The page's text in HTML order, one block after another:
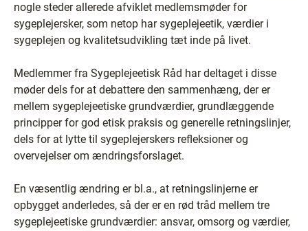
nogle steder allerede afviklet medlemsmøder for
sygeplejersker, som netop har sygeplejeetik, værdier i
sygeplejen og kvalitetsudvikling tæt inde på livet.
Medlemmer fra Sygeplejeetisk Råd har deltaget i disse
møder dels for at debattere den sammenhæng, der er
mellem sygeplejeetiske grundværdier, grundlæggende
principper for god etisk praksis og generelle retningslinjer,
dels for at lytte til sygeplejerskers refleksioner og
overvejelser om ændringsforslaget.
En væsentlig ændring er bl.a., at retningslinjerne er
opbygget anderledes, så der er en rød tråd mellem tre
sygeplejeetiske grundværdier: ansvar, omsorg og værdier,